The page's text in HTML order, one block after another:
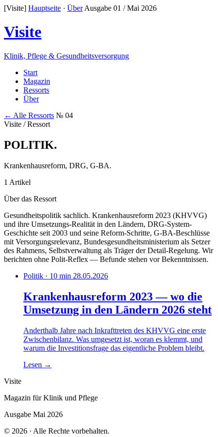
[Visite] Hauptseite · Über Ausgabe 01 / Mai 2026
Visite
Klinik, Pflege & Gesundheitsversorgung
Start
Magazin
Ressorts
Über
← Alle Ressorts № 04
Visite / Ressort
POLITIK.
Krankenhausreform, DRG, G-BA.
1 Artikel
Über das Ressort
Gesundheitspolitik sachlich. Krankenhausreform 2023 (KHVVG)
und ihre Umsetzungs-Realität in den Ländern, DRG-System-
Geschichte seit 2003 und seine Reform-Schritte, G-BA-Beschlüsse
mit Versorgungsrelevanz, Bundesgesundheitsministerium als Setzer
des Rahmens, Selbstverwaltung als Träger der Detail-Regelung. Wir
berichten ohne Polit-Reflex — Befunde stehen vor Bekenntnissen.
Politik · 10 min 28.05.2026
Krankenhausreform 2023 — wo die
Umsetzung in den Ländern 2026 steht
Anderthalb Jahre nach Inkrafttreten des KHVVG eine erste
Zwischenbilanz. Was umgesetzt ist, woran es klemmt, und
warum die Investitionsfrage das eigentliche Problem bleibt.
Lesen →
Visite
Magazin für Klinik und Pflege
Ausgabe Mai 2026
© 2026 · Alle Rechte vorbehalten.